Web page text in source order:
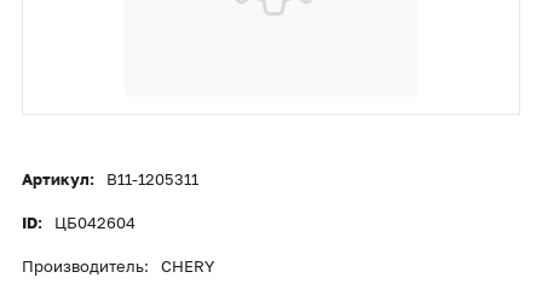
Артикул: B11-1205311
ID: ЦБ042604
Производитель: CHERY